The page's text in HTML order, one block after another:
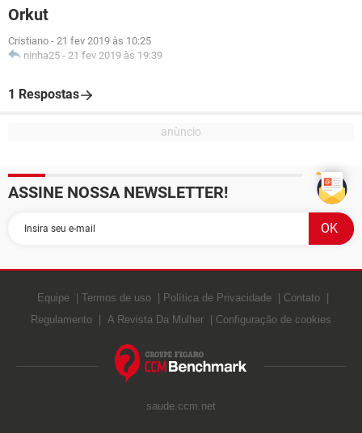
Orkut
Cristiano - 21 fev 2019 às 10:25
ninha25 - 21 fev 2019 às 19:39
1 Respostas
ASSINE NOSSA NEWSLETTER!
Equipe Termos de uso Política de Privacidade
Contato
Regulamento
A Revista Da Mulher Configuração de cookies
saude.ccm.net